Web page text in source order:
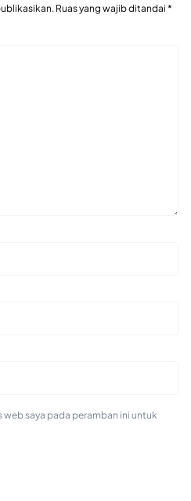
Ruas yang wajib ditandai *
web saya pada peramban ini untuk